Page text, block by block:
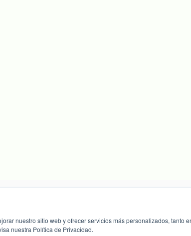
nuestro sitio web y ofrecer servicios más personalizados, tanto
nuestra Política de Privacidad.